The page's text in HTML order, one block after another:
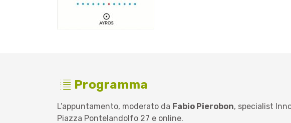
Programma
L’appuntamento, moderato da Fabio Pierobon, specialist
Piazza Pontelandolfo 27 e online.